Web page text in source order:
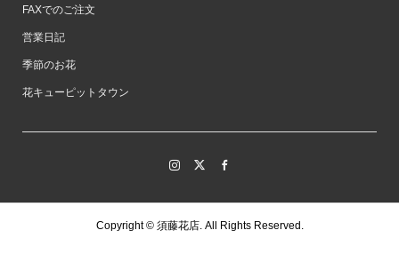
FAXでのご注文
営業日記
季節のお花
花キューピットタウン
Copyright ©須藤花店. All Rights Reserved.